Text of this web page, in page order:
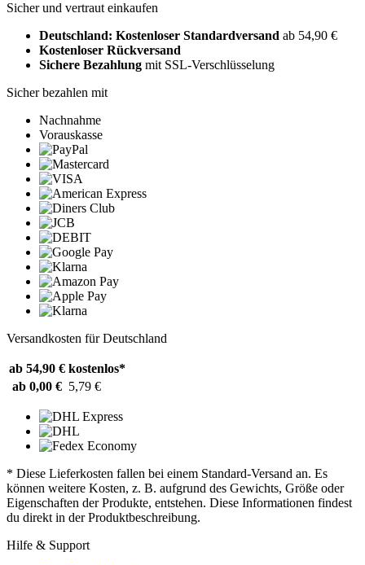
Sicher und vertraut einkaufen
Deutschland: Kostenloser Standardversand ab 54,90 €
Kostenloser Rückversand
Sichere Bezahlung mit SSL-Verschlüsselung
Sicher bezahlen mit
Nachnahme
Vorauskasse
Versandkosten für Deutschland
ab 54,90 € kostenlos*
ab 0,00 € 5,79 €
* Diese Lieferkosten fallen bei einem Standard-Versand an. Es
können weitere Kosten, z. B. aufgrund des Gewichts, Größe oder
Eigenschaften der Produkte, entstehen. Diese Informationen findest
du direkt in der Produktbeschreibung.
Hilfe & Support